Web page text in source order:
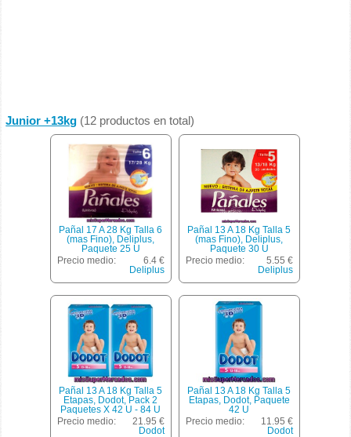
Junior +13kg (12 productos en total)
Pañal 17 A 28 Kg Talla 6
(mas Fino), Deliplus,
Paquete 25 U
Precio medio:
6.4 €
Deliplus
Pañal 13 A 18 Kg Talla 5
(mas Fino), Deliplus,
Paquete 30 U
Precio medio:
5.55 €
Deliplus
Pañal 13 A 18 Kg Talla 5
Etapas, Dodot, Pack 2
Paquetes X 42 U - 84 U
Precio medio:
21.95 €
Dodot
Pañal 13 A 18 Kg Talla 5
Etapas, Dodot, Paquete
42 U
Precio medio:
11.95 €
Dodot